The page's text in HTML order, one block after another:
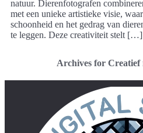
natuur. Dierenfotografen
met een unieke artistieke visie,
schoonheid en het gedrag van
te leggen. Deze creativiteit stelt […]
Archives for Creatief